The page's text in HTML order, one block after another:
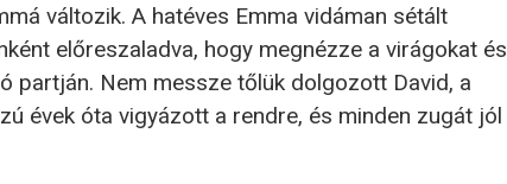
változik. A hatéves Emma vidáman sétált
előreszaladva, hogy megnézze a virágokat és
partján. Nem messze tőlük dolgozott David, a
évek óta vigyázott a rendre, és minden zugát jól